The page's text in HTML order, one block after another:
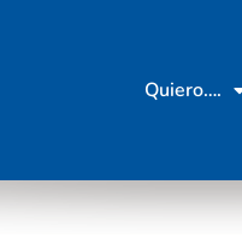
Quiero….